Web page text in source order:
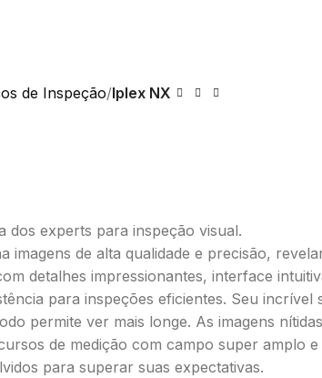
de Inspeção Iplex NX
dos experts para inspeção visual.
imagens de alta qualidade e precisão,
detalhes impressionantes, interface
para inspeções eficientes. Seu incrível
permite ver mais longe. As imagens
de medição com campo super amplo e
para superar suas expectativas.